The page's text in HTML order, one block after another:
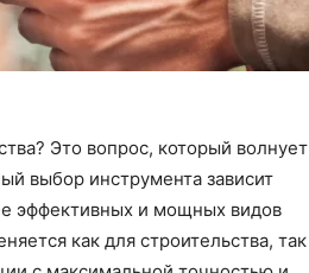
Это вопрос, который волнует
выбор инструмента зависит
эффективных и мощных видов
как для строительства, так